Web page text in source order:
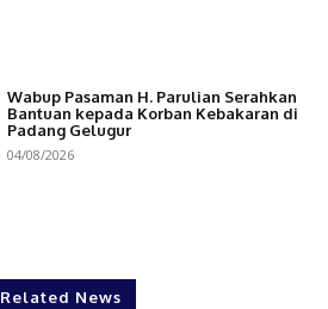
Wabup Pasaman H. Parulian Serahkan
Bantuan kepada Korban Kebakaran di
Padang Gelugur
04/08/2026
Related News